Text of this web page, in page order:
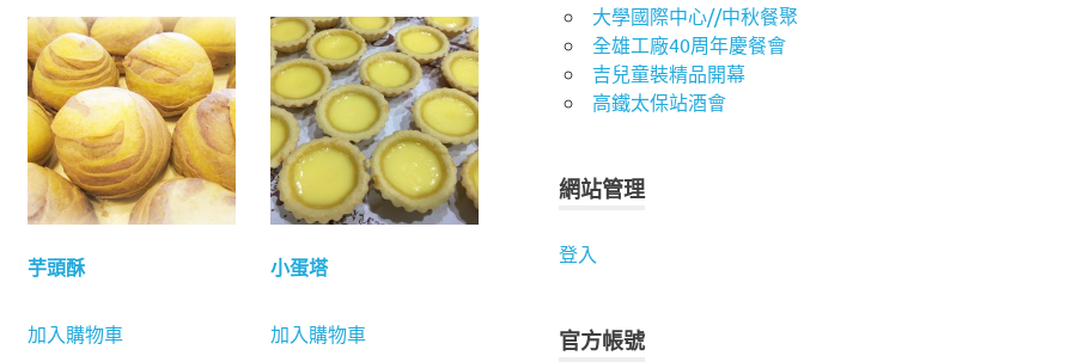
芋頭酥
加入購物車
小蛋塔
加入購物車
大學國際中心//中秋餐聚
全雄工廠40周年慶餐會
吉兒童裝精品開幕
高鐵太保站酒會
網站管理
登入
官方帳號